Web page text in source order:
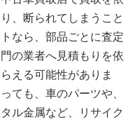
、断られてしまうこと
なら、部品ごとに査定
の業者へ見積もりを依
える可能性がありま
ても、車のパーツや、
ル金属など、リサイク